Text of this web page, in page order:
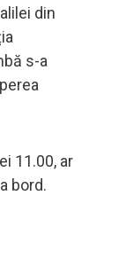
din
s-a
11.00, ar
bord.